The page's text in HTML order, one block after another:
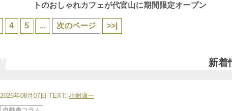
トのおしゃれカフェが代官山に期間限定オープン
4 5 ... 次のページ >>|
新着
2026年08月07日 TEXT: 小鮒康一
カ